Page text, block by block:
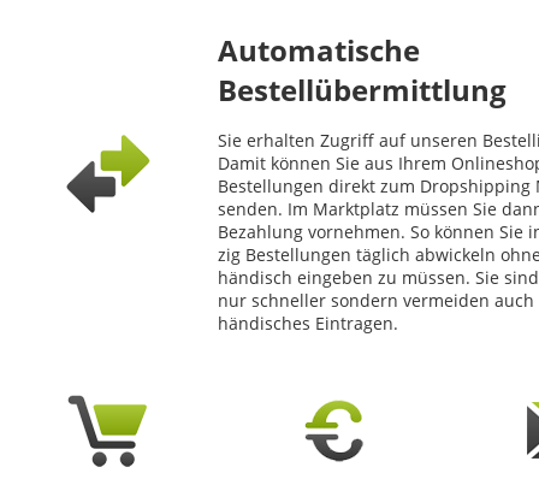
Automatische
Bestellübermittlung
Sie erhalten Zugriff auf unseren
Damit können Sie aus Ihrem
Bestellungen direkt zum Dropshipping
senden. Im Marktplatz müssen Sie
Bezahlung vornehmen. So können Sie
zig Bestellungen täglich abwickeln
händisch eingeben zu müssen. Sie
nur schneller sondern vermeiden
händisches Eintragen.